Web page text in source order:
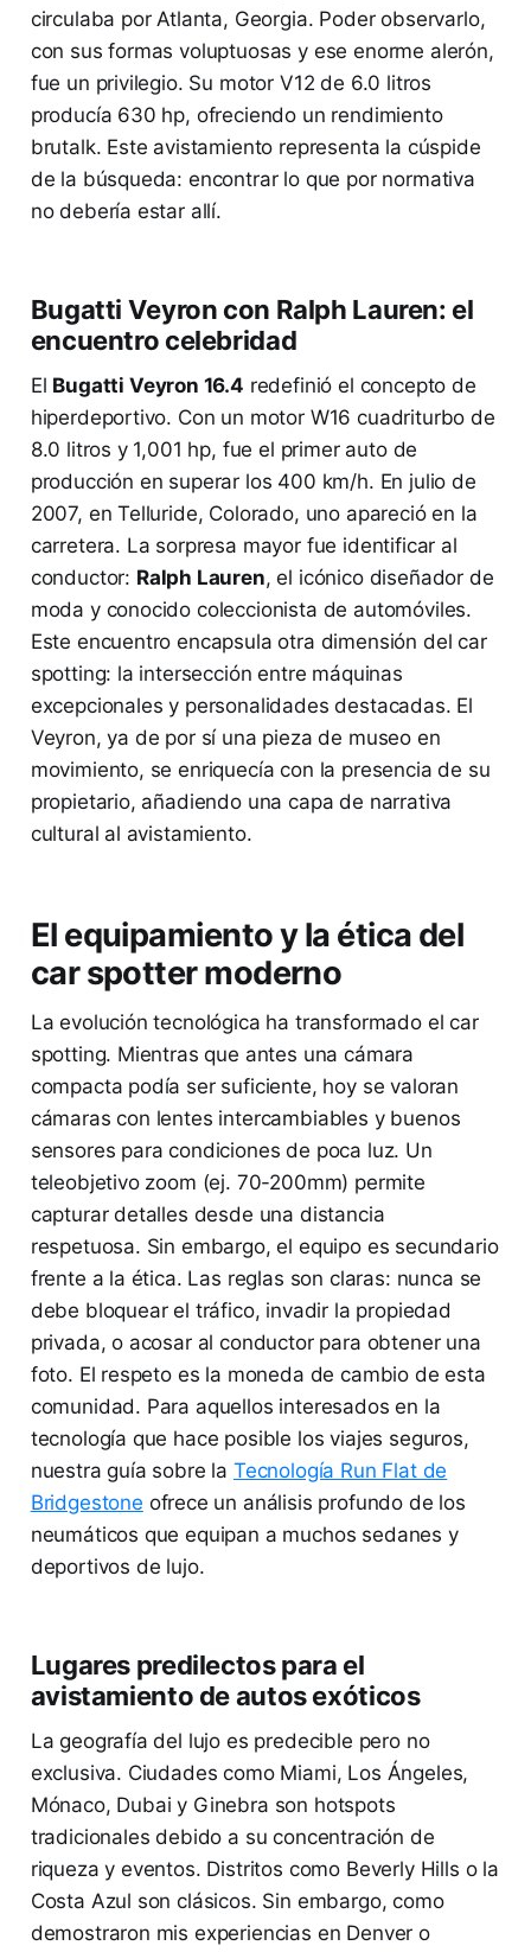
circulaba por Atlanta, Georgia. Poder observarlo,
con sus formas voluptuosas y ese enorme alerón,
fue un privilegio. Su motor V12 de 6.0 litros
producía 630 hp, ofreciendo un rendimiento
brutalk. Este avistamiento representa la cúspide
de la búsqueda: encontrar lo que por normativa
no debería estar allí.
Bugatti Veyron con Ralph Lauren: el
encuentro celebridad
El Bugatti Veyron 16.4 redefinió el concepto de
hiperdeportivo. Con un motor W16 cuadriturbo de
8.0 litros y 1,001 hp, fue el primer auto de
producción en superar los 400 km/h. En julio de
2007, en Telluride, Colorado, uno apareció en la
carretera. La sorpresa mayor fue identificar al
conductor: Ralph Lauren, el icónico diseñador de
moda y conocido coleccionista de automóviles.
Este encuentro encapsula otra dimensión del car
spotting: la intersección entre máquinas
excepcionales y personalidades destacadas. El
Veyron, ya de por sí una pieza de museo en
movimiento, se enriquecía con la presencia de su
propietario, añadiendo una capa de narrativa
cultural al avistamiento.
El equipamiento y la ética del
car spotter moderno
La evolución tecnológica ha transformado el car
spotting. Mientras que antes una cámara
compacta podía ser suficiente, hoy se valoran
cámaras con lentes intercambiables y buenos
sensores para condiciones de poca luz. Un
teleobjetivo zoom (ej. 70-200mm) permite
capturar detalles desde una distancia
respetuosa. Sin embargo, el equipo es secundario
frente a la ética. Las reglas son claras: nunca se
debe bloquear el tráfico, invadir la propiedad
privada, o acosar al conductor para obtener una
foto. El respeto es la moneda de cambio de esta
comunidad. Para aquellos interesados en la
tecnología que hace posible los viajes seguros,
nuestra guía sobre la Tecnología Run Flat de
Bridgestone ofrece un análisis profundo de los
neumáticos que equipan a muchos sedanes y
deportivos de lujo.
Lugares predilectos para el
avistamiento de autos exóticos
La geografía del lujo es predecible pero no
exclusiva. Ciudades como Miami, Los Ángeles,
Mónaco, Dubai y Ginebra son hotspots
tradicionales debido a su concentración de
riqueza y eventos. Distritos como Beverly Hills o la
Costa Azul son clásicos. Sin embargo, como
demostraron mis experiencias en Denver o